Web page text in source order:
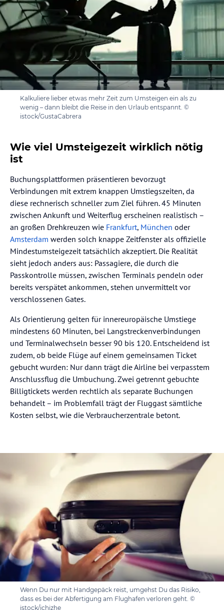
Kalkuliere lieber etwas mehr Zeit zum Umsteigen ein als zu
wenig – dann bleibt die Reise in den Urlaub entspannt. ©
istock/GustaCabrera
Wie viel Umsteigezeit wirklich nötig
ist
Buchungsplattformen präsentieren bevorzugt
Verbindungen mit extrem knappen Umstiegszeiten, da
diese rechnerisch schneller zum Ziel führen. 45 Minuten
zwischen Ankunft und Weiterflug erscheinen realistisch –
an großen Drehkreuzen wie Frankfurt, München oder
Amsterdam werden solch knappe Zeitfenster als offizielle
Mindestumsteigezeit tatsächlich akzeptiert. Die Realität
sieht jedoch anders aus: Passagiere, die durch die
Passkontrolle müssen, zwischen Terminals pendeln oder
bereits verspätet ankommen, stehen unvermittelt vor
verschlossenen Gates.
Als Orientierung gelten für innereuropäische Umstiege
mindestens 60 Minuten, bei Langstreckenverbindungen
und Terminalwechseln besser 90 bis 120. Entscheidend ist
zudem, ob beide Flüge auf einem gemeinsamen Ticket
gebucht wurden: Nur dann trägt die Airline bei verpasstem
Anschlussflug die Umbuchung. Zwei getrennt gebuchte
Billigtickets werden rechtlich als separate Buchungen
behandelt – im Problemfall trägt der Fluggast sämtliche
Kosten selbst, wie die Verbraucherzentrale betont.
Wenn Du nur mit Handgepäck reist, umgehst Du das Risiko,
dass es bei der Abfertigung am Flughafen verloren geht. ©
istock/jchizhe